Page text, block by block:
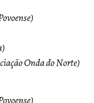
Onda do Norte)